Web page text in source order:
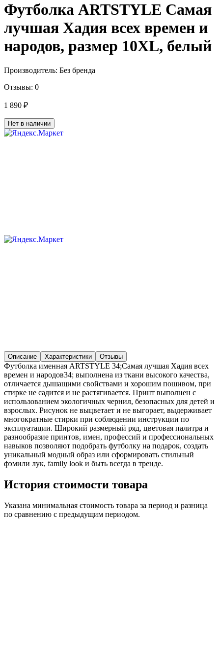
Футболка ARTSTYLE Самая
лучшая Хадия всех времен и
народов, размер 10XL, белый
Производитель: Без бренда
Отзывы: 0
1 890 ₽
Нет в наличии
Описание Характеристики Отзывы
Футболка именная ARTSTYLE 34;Самая лучшая Хадия всех
времен и народов34; выполнена из ткани высокого качества,
отличается дышащими свойствами и хорошим пошивом, при
стирке не садится и не растягивается. Принт выполнен с
использованием экологичных чернил, безопасных для детей и
взрослых. Рисунок не выцветает и не выгорает, выдерживает
многократные стирки при соблюдении инструкции по
эксплуатации. Широкий размерный ряд, цветовая палитра и
разнообразие принтов, имен, профессий и профессиональных
навыков позволяют подобрать футболку на подарок, создать
уникальный модный образ или сформировать стильный
фэмили лук, family look и быть всегда в тренде.
История стоимости товара
Указана минимальная стоимость товара за период и разница
по сравнению с предыдущим периодом.